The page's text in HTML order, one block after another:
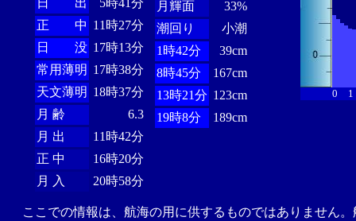
日 出
5時41分
正 中 11時27分
日 没 17時13分
常用薄明 17時38分
天文薄明 18時37分
月 齢
6.3
月 出
11時42分
正 中
16時20分
月 入
20時58分
月輝面
33%
潮回り
小潮
1時42分
39cm
8時45分
167cm
13時21分 123cm
19時8分
189cm
0 1
ここでの情報は、航海の用に供するものではありません